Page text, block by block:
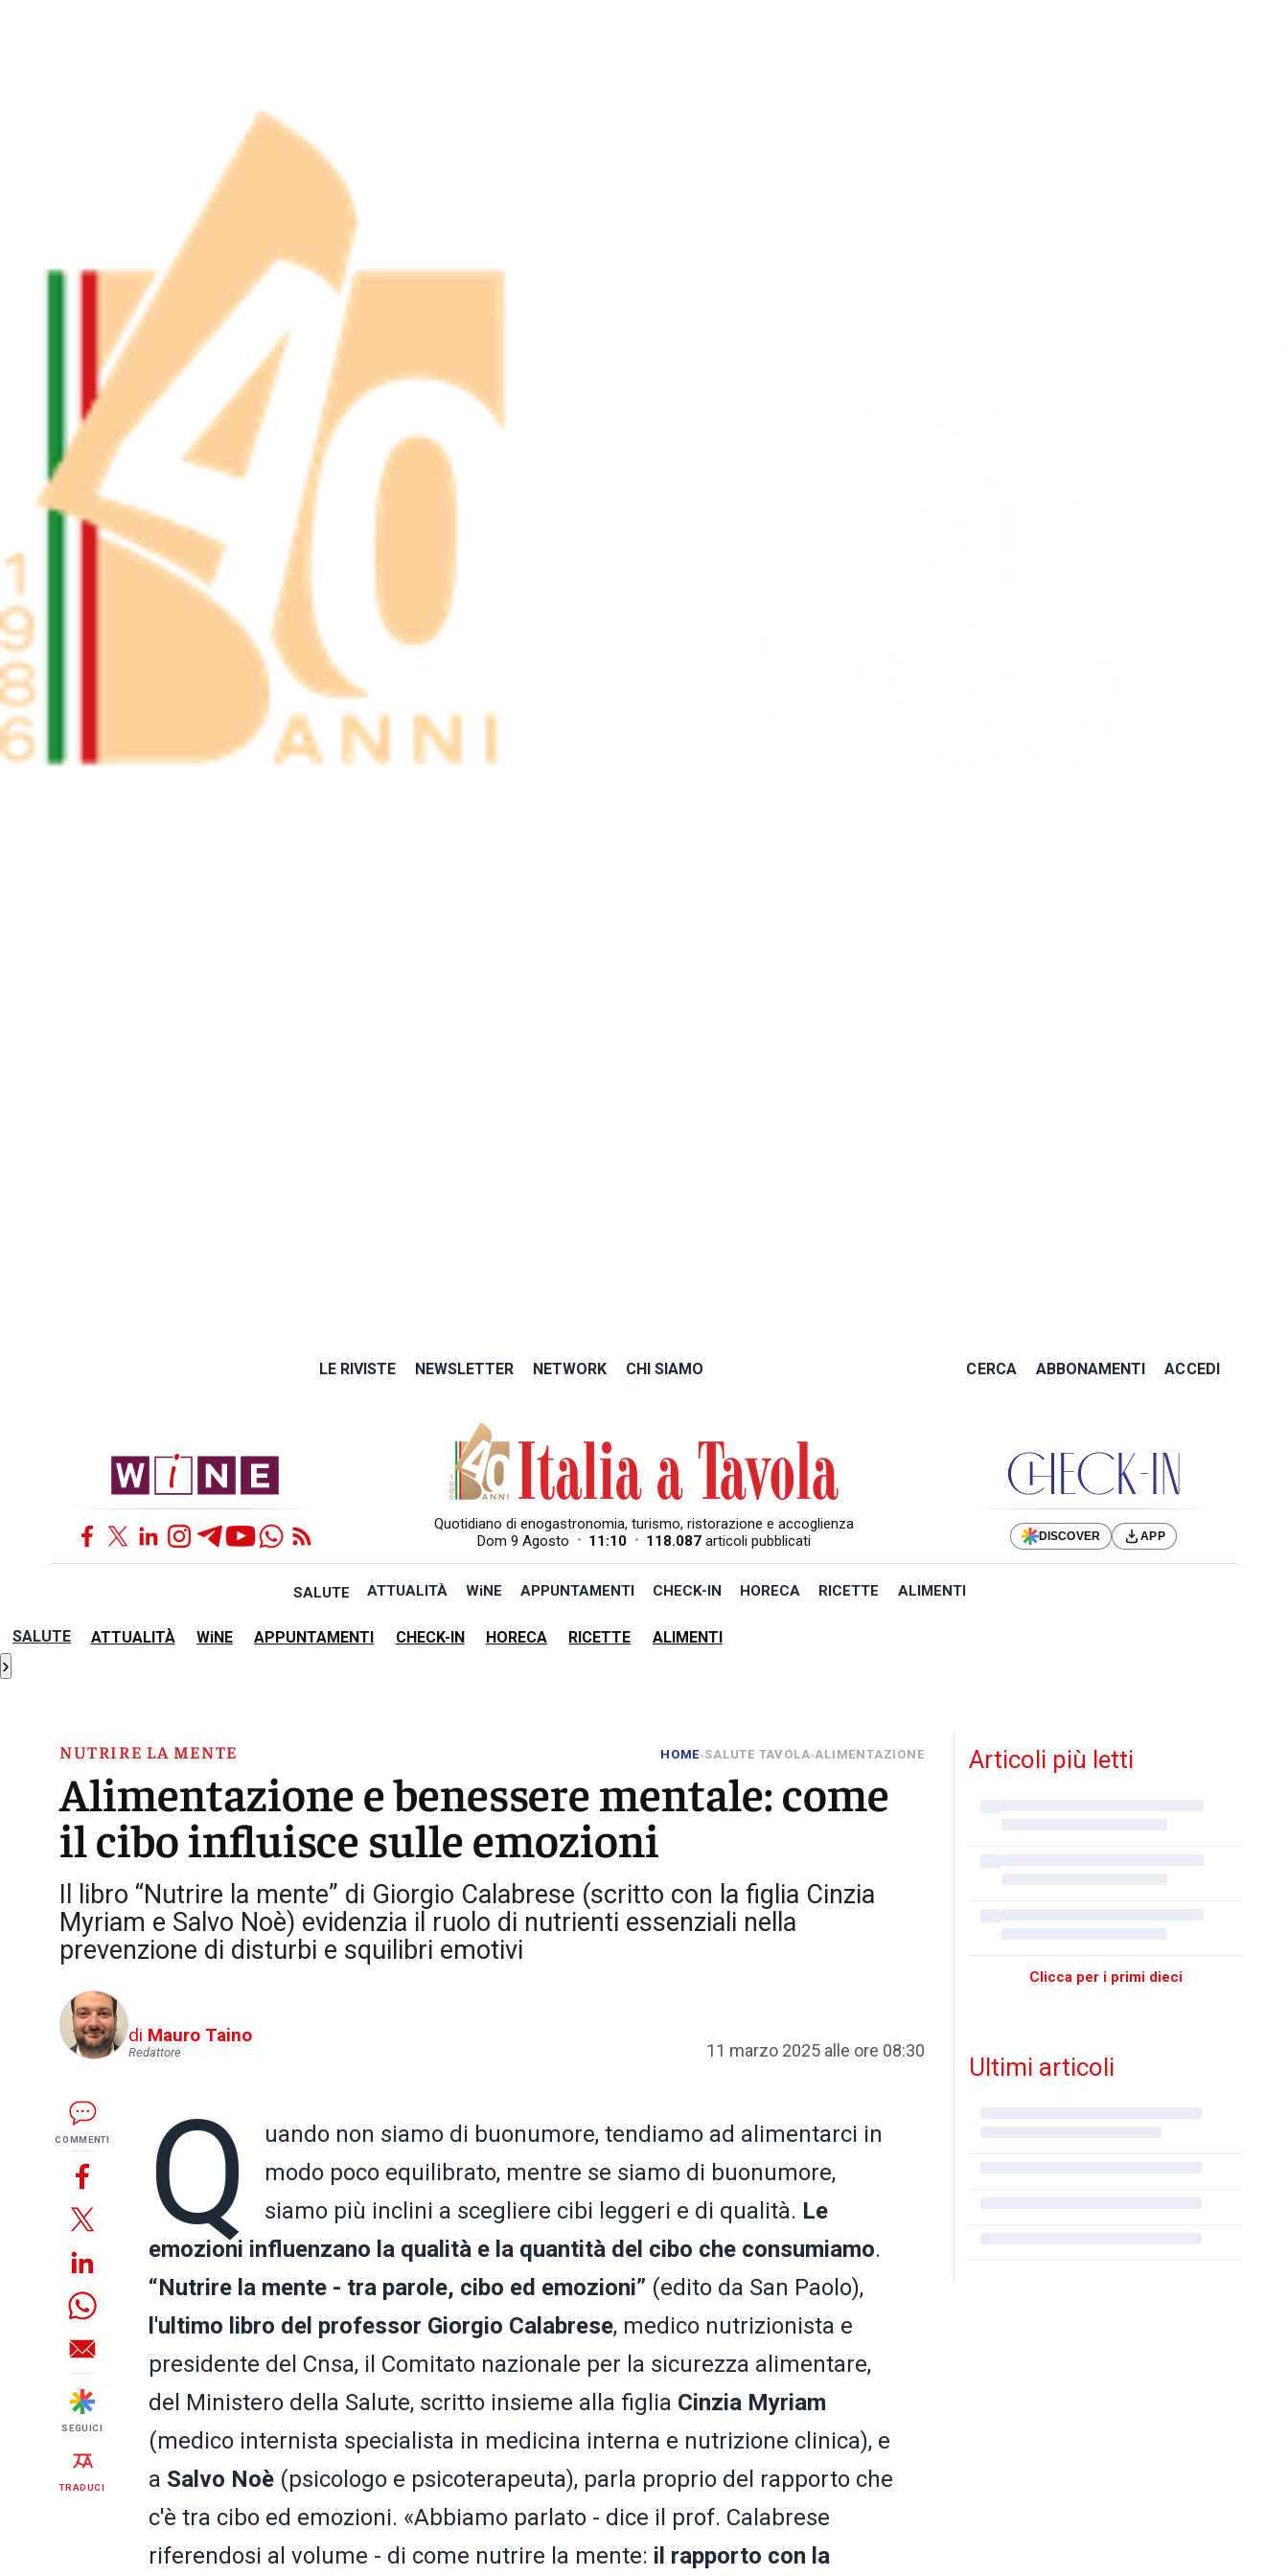
LE RIVISTE NEWSLETTER NETWORK CHI SIAMO CERCA ABBONAMENTI ACCEDI
Quotidiano di enogastronomia, turismo, ristorazione e accoglienza
Dom 9 Agosto • 11:10 • 118.087 articoli pubblicati DISCOVER APP
SALUTE ATTUALITÀ WiNE APPUNTAMENTI CHECK-IN HORECA RICETTE ALIMENTI
SALUTE ATTUALITÀ WiNE APPUNTAMENTI CHECK-IN HORECA RICETTE ALIMENTI
›
NUTRIRE LA MENTE HOME»SALUTE TAVOLA»ALIMENTAZIONE
Alimentazione e benessere mentale: come
il cibo influisce sulle emozioni
Il libro “Nutrire la mente” di Giorgio Calabrese (scritto con la figlia Cinzia
Myriam e Salvo Noè) evidenzia il ruolo di nutrienti essenziali nella
prevenzione di disturbi e squilibri emotivi
di Mauro Taino
Redattore 11 marzo 2025 alle ore 08:30
COMMENTI
SEGUICI
TRADUCI
Q
uando non siamo di buonumore, tendiamo ad alimentarci in
modo poco equilibrato, mentre se siamo di buonumore,
siamo più inclini a scegliere cibi leggeri e di qualità. Le
emozioni influenzano la qualità e la quantità del cibo che consumiamo.
“Nutrire la mente - tra parole, cibo ed emozioni” (edito da San Paolo),
l'ultimo libro del professor Giorgio Calabrese, medico nutrizionista e
presidente del Cnsa, il Comitato nazionale per la sicurezza alimentare,
del Ministero della Salute, scritto insieme alla figlia Cinzia Myriam
(medico internista specialista in medicina interna e nutrizione clinica), e
a Salvo Noè (psicologo e psicoterapeuta), parla proprio del rapporto che
c'è tra cibo ed emozioni. «Abbiamo parlato - dice il prof. Calabrese
riferendosi al volume - di come nutrire la mente: il rapporto con la
Articoli più letti
Clicca per i primi dieci
Ultimi articoli